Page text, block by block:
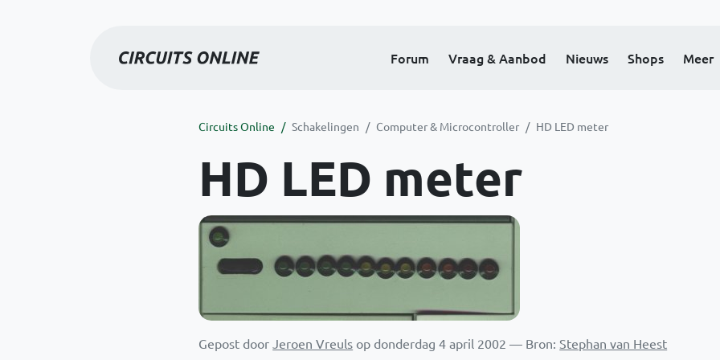
Forum Vraag & Aanbod Nieuws Shops Meer
Circuits Online Schakelingen Computer & Microcontroller HD LED meter
HD LED meter
Gepost doorJeroen Vreuls op donderdag 4 april 2002 — Bron: Stephan van Heest